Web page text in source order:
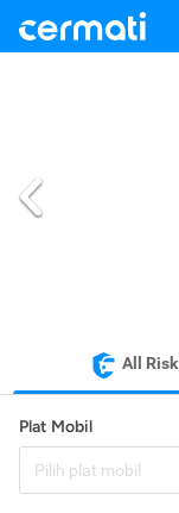
All Risk
Plat Mobil
Pilih plat mobil